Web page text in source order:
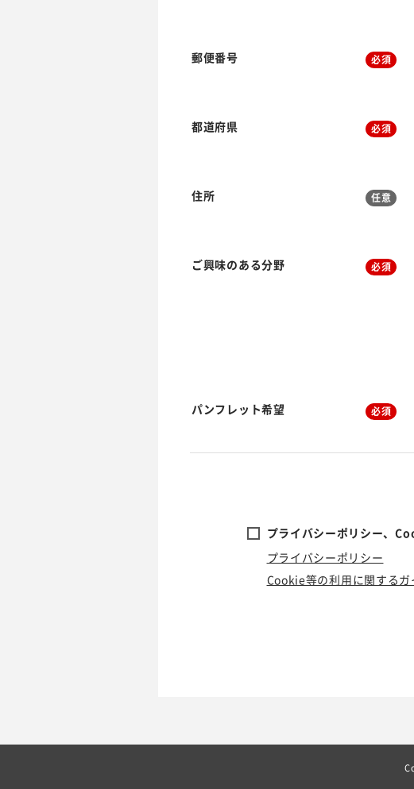
郵便番号 必須
都道府県 必須
住所 任意
ご興味のある分野 必須
パンフレット希望 必須
プライバシーポリシー、
プライバシーポリシー
Cookie等の利用に関するガ